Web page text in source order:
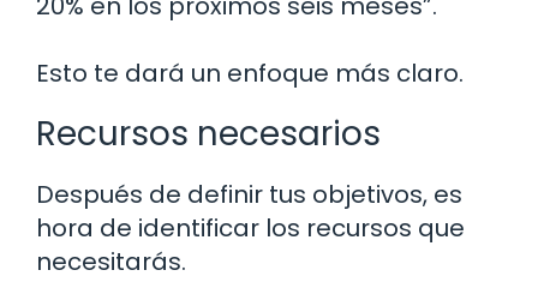
Esto te dará un enfoque más claro.
Recursos necesarios
Después de definir tus objetivos, es
hora de identificar los recursos que
necesitarás.